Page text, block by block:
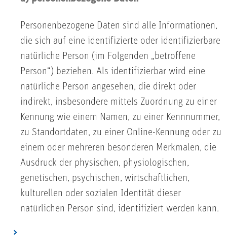
Personenbezogene Daten sind alle Informationen,
die sich auf eine identifizierte oder identifizierbare
natürliche Person (im Folgenden „betroffene
Person“) beziehen. Als identifizierbar wird eine
natürliche Person angesehen, die direkt oder
indirekt, insbesondere mittels Zuordnung zu einer
Kennung wie einem Namen, zu einer Kennnummer,
zu Standortdaten, zu einer Online-Kennung oder zu
einem oder mehreren besonderen Merkmalen, die
Ausdruck der physischen, physiologischen,
genetischen, psychischen, wirtschaftlichen,
kulturellen oder sozialen Identität dieser
natürlichen Person sind, identifiziert werden kann.